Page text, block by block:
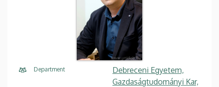
Department
Debreceni Egyetem,
Gazdaságtudományi Kar,